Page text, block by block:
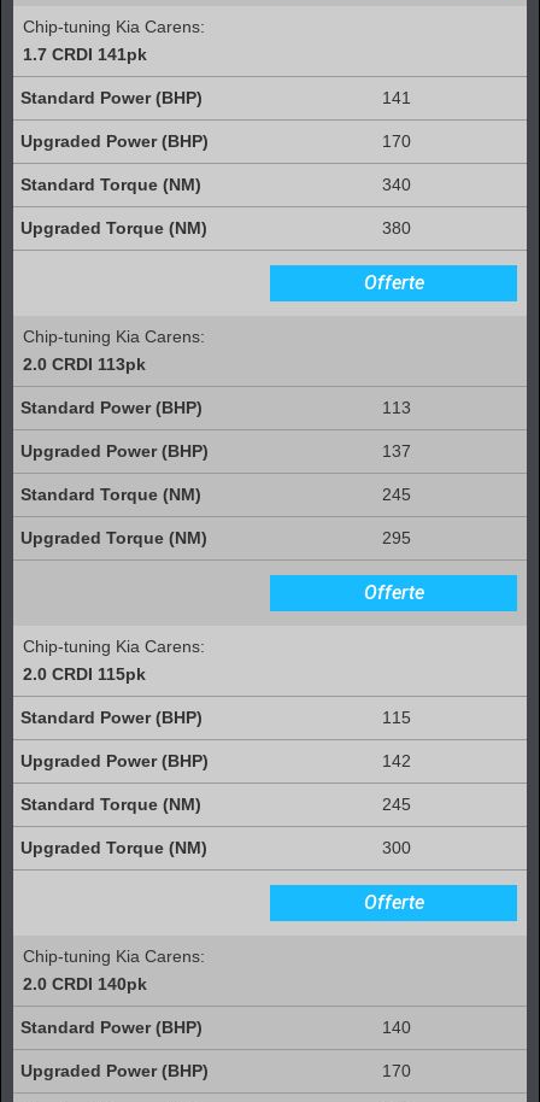
Chip-tuning Kia Carens:
1.7 CRDI 141pk
141
170
340
380
Offerte
Chip-tuning Kia Carens:
2.0 CRDI 113pk
113
137
245
295
Offerte
Chip-tuning Kia Carens:
2.0 CRDI 115pk
115
142
245
300
Offerte
Chip-tuning Kia Carens:
2.0 CRDI 140pk
140
170